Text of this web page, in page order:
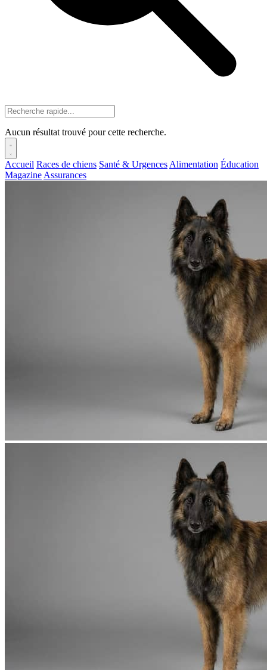
Aucun résultat trouvé pour cette recherche.
Accueil Races de chiens Santé & Urgences Alimentation Éducation
Magazine Assurances